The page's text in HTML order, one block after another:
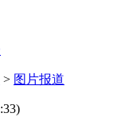
> 图片报道